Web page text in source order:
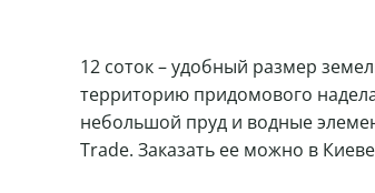
12 соток – удобный размер
территорию придомового
небольшой пруд и водные
Trade. Заказать ее можно в